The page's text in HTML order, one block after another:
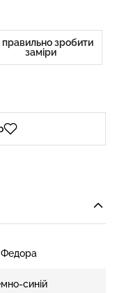
правильно зробити
заміри
Федора
синій